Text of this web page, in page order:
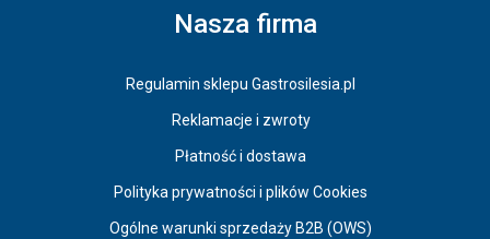
Nasza firma
Regulamin sklepu Gastrosilesia.pl
Reklamacje i zwroty
Płatność i dostawa
Polityka prywatności i plików Cookies
Ogólne warunki sprzedaży B2B (OWS)